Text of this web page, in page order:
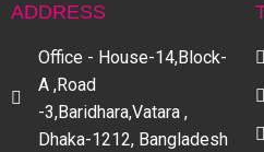
ADDRESS
Office - House-14,Block-
A ,Road
-3,Baridhara,Vatara ,
Dhaka-1212, Bangladesh